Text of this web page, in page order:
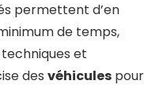
permettent d’en
de temps,
et
des véhicules pour